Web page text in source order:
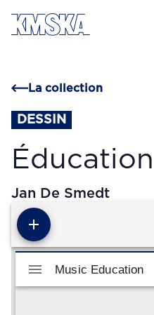
Passer au contenu
La collection
DESSIN
Jan De Smedt
Visualiseur Mirador
Music Education
Music Education